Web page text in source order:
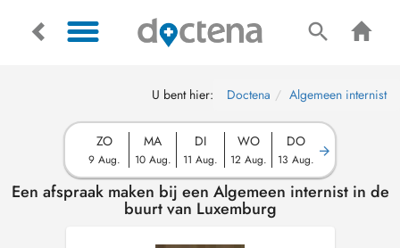
U bent hier: Doctena Algemeen internist
ZO
9 Aug.
MA
10 Aug.
DI
11 Aug.
WO
12 Aug.
DO
13 Aug.
Een afspraak maken bij een Algemeen internist in de
buurt van Luxemburg